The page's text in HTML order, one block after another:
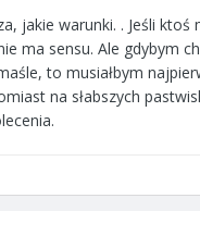
jakie warunki. . Jeśli
ma sensu. Ale gdybym
to musiałbym
na słabszych